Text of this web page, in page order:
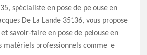
spécialiste en pose de pelouse en
De La Lande 35136, vous propose
et savoir-faire en pose de pelouse en
matériels professionnels comme le